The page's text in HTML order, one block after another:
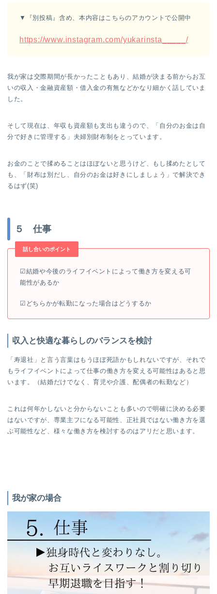
▼『別投稿』含め、本内容はこちらのアカウントで公開中
https://www.instagram.com/yukarinsta_____/
我が家は交際期間が長かったこともあり、結婚が決まる前からお互
いの収入・金融資産額・借入金の有無などかなり細かく話していま
した。
そして現在は、年収も資産額も支出も違うので、「自分のお金は自
分で好きに管理する」夫婦別財布制をとっています。
お金のことで揉めることはほぼないと思うけど、もし揉めたとして
も、「財布は別だし、自分のお金は好きにしましょう」で解決でき
るはず(笑)
５ 仕事
話し合いのポイント
☑︎結婚や今後のライフイベントによって働き方を変える可
能性があるか
☑︎どちらかが転勤になった場合はどうするか
収入と快適な暮らしのバランスを検討
「寿退社」と言う言葉はもうほぼ死語かもしれないですが、それで
もライフイベントによって仕事の働き方を変える可能性はあると思
います。（結婚だけでなく、育児や介護、配偶者の転勤など）
これは何年かしないと分からないことも多いので明確に決める必要
はないですが、専業主フになる可能性、正社員ではない働き方を選
ぶ可能性など、様々な働き方を検討するのはアリだと思います。
我が家の場合